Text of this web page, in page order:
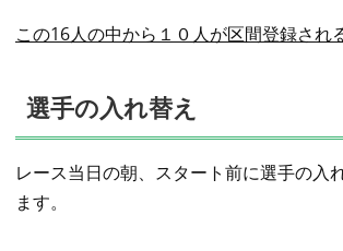
この16人の中から１０人が区間登録される
選手の入れ替え
レース当日の朝、スタート前に選手の入
ます。